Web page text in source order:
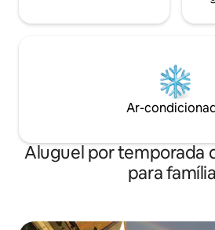
Ar-
Aluguel por temporada
para